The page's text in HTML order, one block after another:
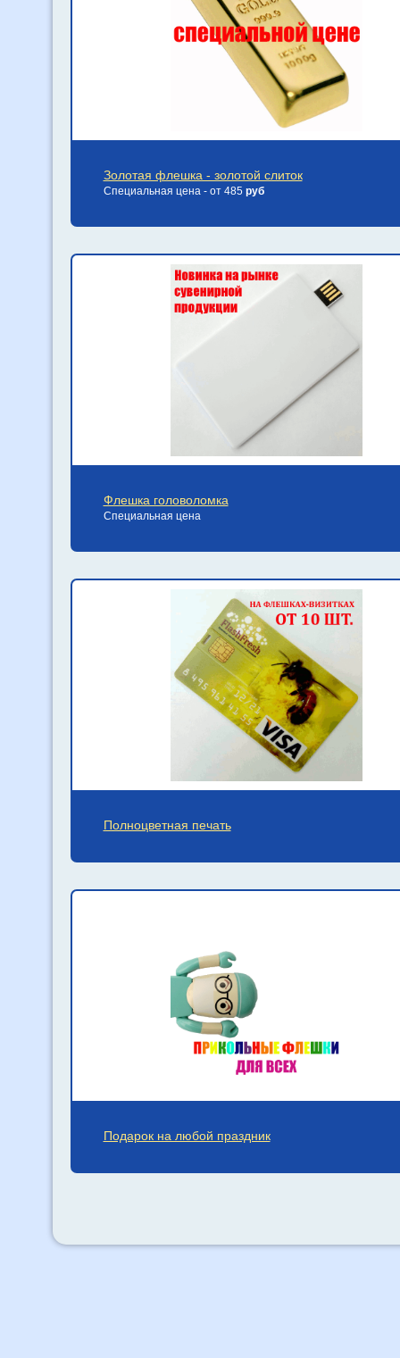
Золотая флешка - золотой слиток
Специальная цена - от 485 руб
Флешка головоломка
Специальная цена
Полноцветная печать
Подарок на любой праздник